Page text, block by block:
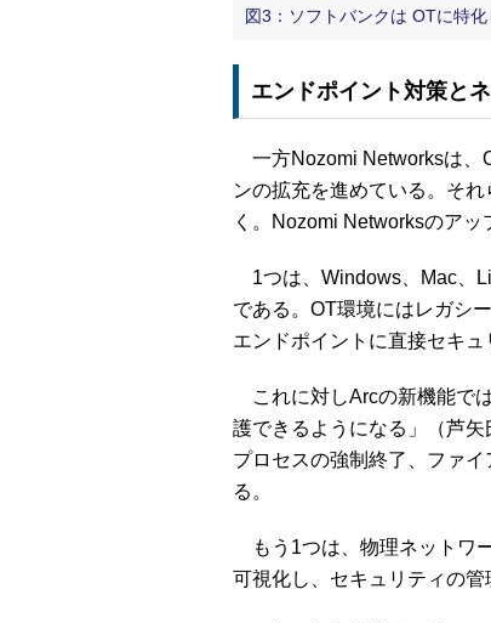
図3：ソフトバンクは OTに特
エンドポイント対策と
一方Nozomi Networksは、
ンの拡充を進めている。そ
く。Nozomi Networksのアッ
1つは、Windows、Mac、
である。OT環境にはレガシ
エンドポイントに直接セキュ
これに対しArcの新機能で
護できるようになる」（芦
プロセスの強制終了、ファ
る。
もう1つは、物理ネットワ
可視化し、セキュリティの管